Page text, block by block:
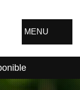
MENU